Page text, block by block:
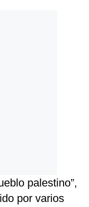
palestino”,
por varios